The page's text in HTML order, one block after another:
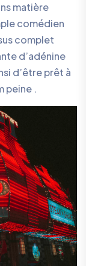
matière
comédien
complet
d’adénine
d’être prêt à
peine .